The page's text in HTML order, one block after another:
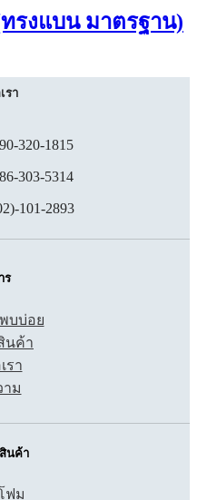
รงแบน มาตรฐาน)
รา
320-1815
303-5314
101-2893
ร
บบ่อย
นค้า
รา
ม
นค้า
ฟม